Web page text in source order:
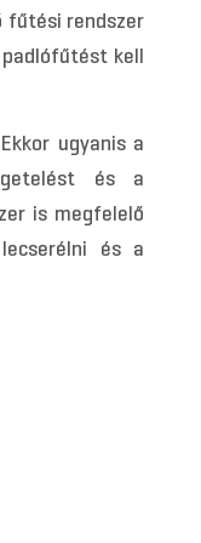
fűtési rendszer
kell
ugyanis a
és a
is megfelelő
és a